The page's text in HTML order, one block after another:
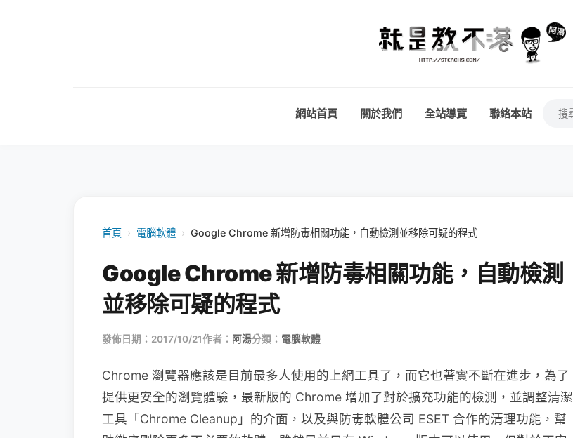
網站首頁 關於我們 全站導覽 聯絡本站
首頁 › 電腦軟體 › Google Chrome 新增防毒相關功能，自動檢測並移除可疑的程式
Google Chrome 新增防毒相關功能，自動檢測
並移除可疑的程式
發佈日期：2017/10/21作者： 阿湯分類： 電腦軟體
Chrome 瀏覽器應該是目前最多人使用的上網工具了，而它也著實不斷在進步，為了
提供更安全的瀏覽體驗，最新版的 Chrome 增加了對於擴充功能的檢測，並調整清潔
工具「Chrome Cleanup」的介面，以及與防毒軟體公司 ESET 合作的清理功能，幫